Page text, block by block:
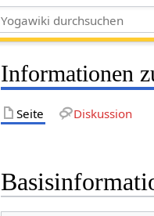
Informationen
Seite Diskussion